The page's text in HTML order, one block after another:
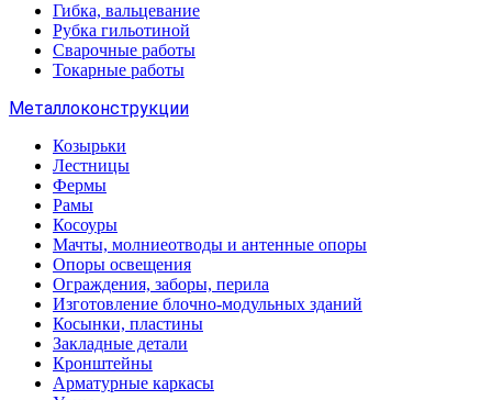
Гибка, вальцевание
Рубка гильотиной
Сварочные работы
Токарные работы
Металлоконструкции
Козырьки
Лестницы
Фермы
Рамы
Косоуры
Мачты, молниеотводы и антенные опоры
Опоры освещения
Ограждения, заборы, перила
Изготовление блочно-модульных зданий
Косынки, пластины
Закладные детали
Кронштейны
Арматурные каркасы